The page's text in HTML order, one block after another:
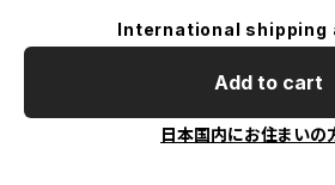
International shipping
Add to cart
日本国内にお住まいの